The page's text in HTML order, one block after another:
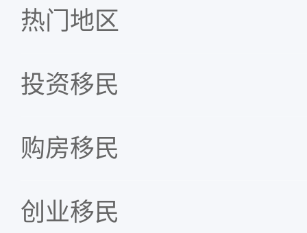
热门地区
投资移民
购房移民
创业移民